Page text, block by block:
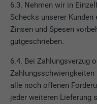
6.3. Nehmen wir in
Schecks unserer Kunden
Zinsen und Spesen
gutgeschrieben.
6.4. Bei Zahlungsverzug
Zahlungsschwierigkeiten
alle noch offenen
jeder weiteren Lieferung